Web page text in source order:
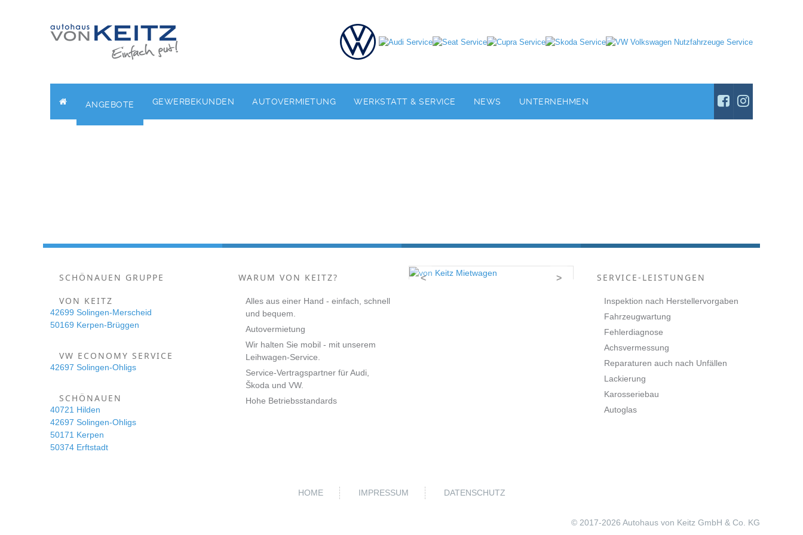
ANGEBOTE GEWERBEKUNDEN AUTOVERMIETUNG WERKSTATT & SERVICE NEWS UNTERNEHMEN
SCHÖNAUEN GRUPPE
VON KEITZ
42699 Solingen-Merscheid
50169 Kerpen-Brüggen
VW ECONOMY SERVICE
42697 Solingen-Ohligs
SCHÖNAUEN
40721 Hilden
42697 Solingen-Ohligs
50171 Kerpen
50374 Erftstadt
WARUM VON KEITZ?
Alles aus einer Hand - einfach, schnell
und bequem.
Autovermietung
Wir halten Sie mobil - mit unserem
Leihwagen-Service.
Service-Vertragspartner für Audi,
Škoda und VW.
Hohe Betriebsstandards
< > SERVICE-LEISTUNGEN
Inspektion nach Herstellervorgaben
Fahrzeugwartung
Fehlerdiagnose
Achsvermessung
Reparaturen auch nach Unfällen
Lackierung
Karosseriebau
Autoglas
HOME IMPRESSUM DATENSCHUTZ
© 2017-2026 Autohaus von Keitz GmbH & Co. KG